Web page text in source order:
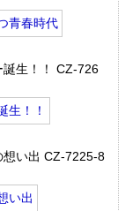
誕生！！ CZ-726
想い出 CZ-7225-8